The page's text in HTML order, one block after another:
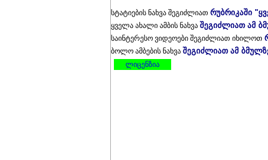
სტატიების ნახვა შეგიძლიათ რუბრიკაში
ყველა ახალი ამბის ნახვა შეგიძლიათ ამ
საინტერესო ვიდეოები შეგიძლიათ იხილოთ
ბოლო ამბების ნახვა შეგიძლიათ ამ
ლიცენზია